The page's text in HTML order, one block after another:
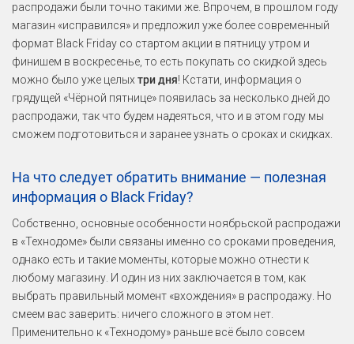
распродажи были точно такими же. Впрочем, в прошлом году
магазин «исправился» и предложил уже более современный
формат Black Friday со стартом акции в пятницу утром и
финишем в воскресенье, то есть покупать со скидкой здесь
можно было уже целых три дня! Кстати, информация о
грядущей «Чёрной пятнице» появилась за несколько дней до
распродажи, так что будем надеяться, что и в этом году мы
сможем подготовиться и заранее узнать о сроках и скидках.
На что следует обратить внимание — полезная
информация о Black Friday?
Собственно, основные особенности ноябрьской распродажи
в «Технодоме» были связаны именно со сроками проведения,
однако есть и такие моменты, которые можно отнести к
любому магазину. И один из них заключается в том, как
выбрать правильный момент «вхождения» в распродажу. Но
смеем вас заверить: ничего сложного в этом нет.
Применительно к «Технодому» раньше всё было совсем